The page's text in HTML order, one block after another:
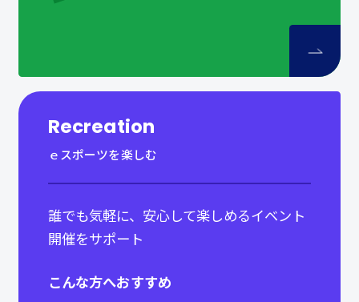
Recreation
ｅスポーツを楽しむ
誰でも気軽に、安心して楽しめるイベント
開催をサポート
こんな方へおすすめ